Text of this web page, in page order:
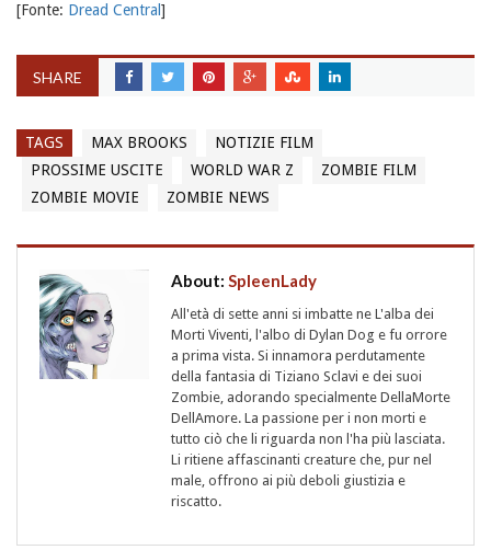
[Fonte: Dread Central ]
SHARE
TAGS MAX BROOKS
NOTIZIE FILM
PROSSIME USCITE
WORLD WAR Z
ZOMBIE FILM
ZOMBIE MOVIE
ZOMBIE NEWS
About: SpleenLady
All'età di sette anni si imbatte ne L'alba dei
Morti Viventi, l'albo di Dylan Dog e fu orrore
a prima vista. Si innamora perdutamente
della fantasia di Tiziano Sclavi e dei suoi
Zombie, adorando specialmente DellaMorte
DellAmore. La passione per i non morti e
tutto ciò che li riguarda non l'ha più lasciata.
Li ritiene affascinanti creature che, pur nel
male, offrono ai più deboli giustizia e
riscatto.